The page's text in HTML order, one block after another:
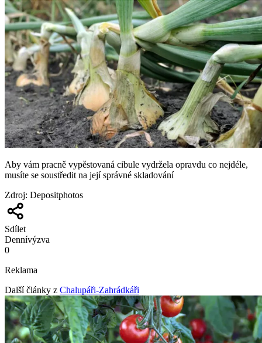
Aby vám pracně vypěstovaná cibule vydržela opravdu co nejdéle,
musíte se soustředit na její správné skladování
Zdroj: Depositphotos
Sdílet
Dennívýzva
0
Reklama
Další články z Chalupáři-Zahrádkáři